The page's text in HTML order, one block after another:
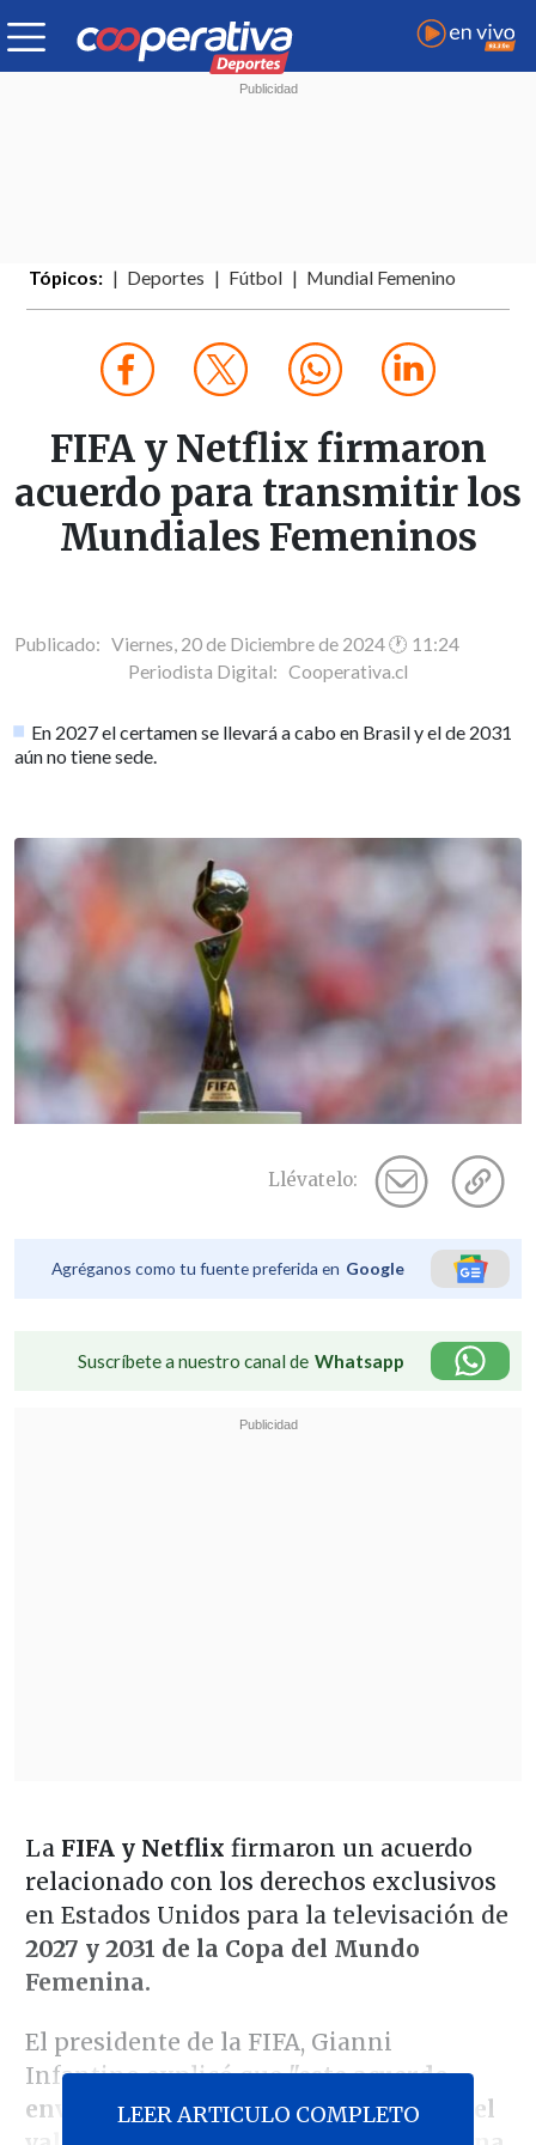
Tópicos: Deportes Fútbol Mundial Femenino
FIFA y Netflix firmaron
acuerdo para transmitir los
Mundiales Femeninos
Publicado: Viernes, 20 de Diciembre de 2024 🕐 11:24
Periodista Digital: Cooperativa.cl
En 2027 el certamen se llevará a cabo en Brasil y el de 2031
aún no tiene sede.
Llévatelo:
Agréganos como tu fuente preferida en Google
Suscríbete a nuestro canal de Whatsapp
La FIFA y Netflix firmaron un acuerdo
relacionado con los derechos exclusivos
en Estados Unidos para la televisación de
2027 y 2031 de la Copa del Mundo
Femenina.
El presidente de la FIFA, Gianni
Infantino explicó que"este acuerdo
envía un mensaje contundente sobre el
LEER ARTICULO COMPLETO